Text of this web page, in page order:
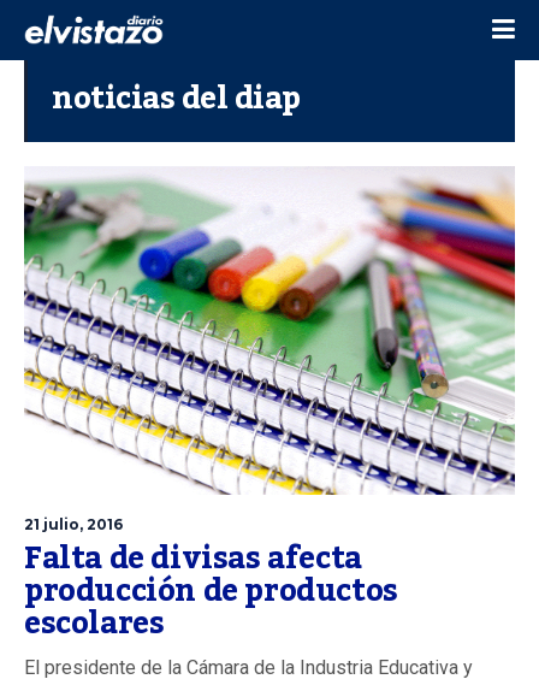
noticias del diap
21 julio, 2016
Falta de divisas afecta
producción de productos
escolares
El presidente de la Cámara de la Industria Educativa y